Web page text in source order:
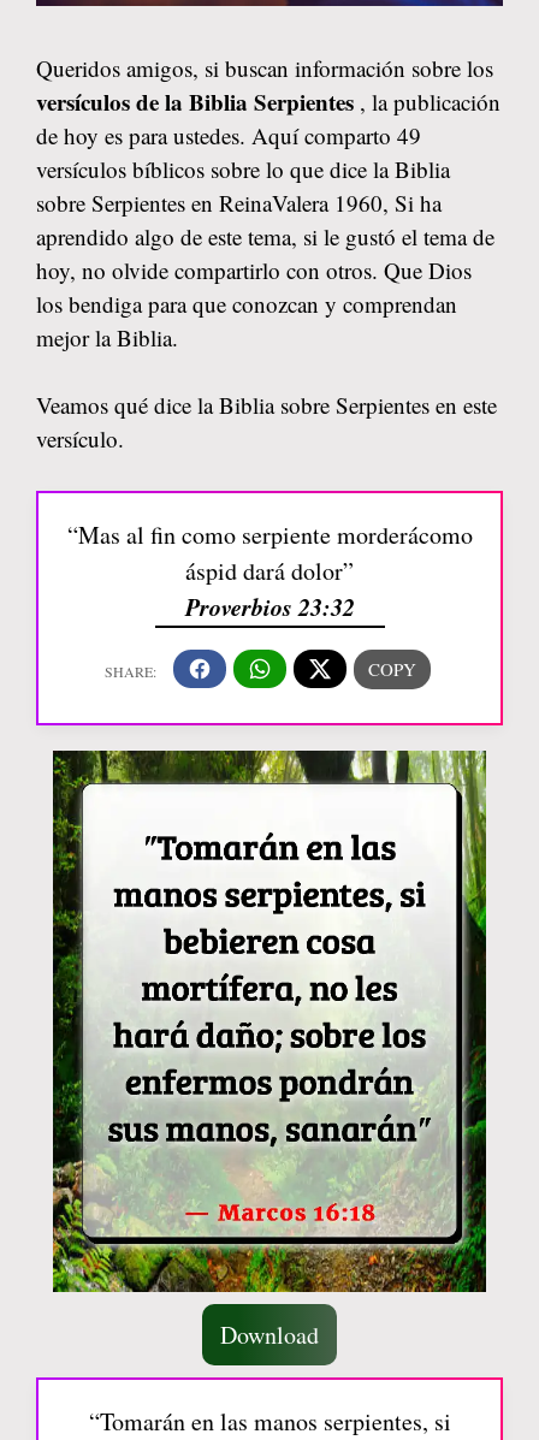
Queridos amigos, si buscan información sobre los
versículos de la Biblia Serpientes , la publicación
de hoy es para ustedes. Aquí comparto 49
versículos bíblicos sobre lo que dice la Biblia
sobre Serpientes en ReinaValera 1960, Si ha
aprendido algo de este tema, si le gustó el tema de
hoy, no olvide compartirlo con otros. Que Dios
los bendiga para que conozcan y comprendan
mejor la Biblia.
Veamos qué dice la Biblia sobre Serpientes en este
versículo.
“Mas al fin como serpiente morderácomo
áspid dará dolor”
Proverbios 23:32
Download
“Tomarán en las manos serpientes, si